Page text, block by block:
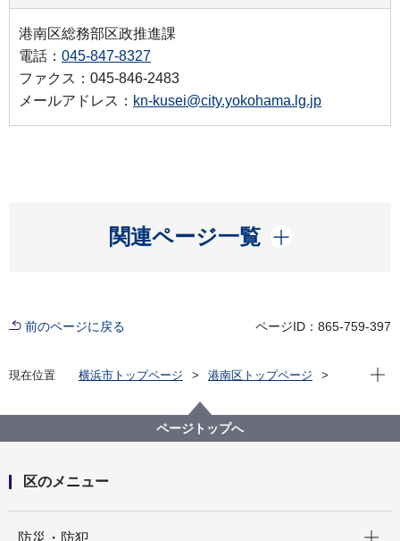
港南区総務部区政推進課
電話： 045-847-8327
ファクス：045-846-2483
メールアドレス： kn-kusei@city.yokohama.lg.jp
関連ページ一覧
開く
前のページに戻る ページID：865-759-397
現在位置 横浜市トップページ
港南区トップページ
現在
ページトップへ
区のメニュー
防災・防犯